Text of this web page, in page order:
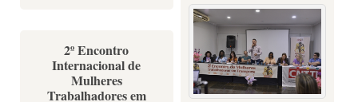
2º Encontro
Internacional de
Mulheres
Trabalhadores em